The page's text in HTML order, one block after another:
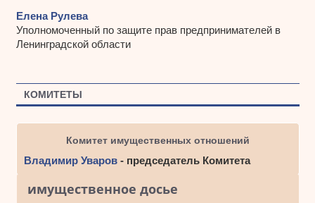
Елена Рулева
Уполномоченный по защите прав предпринимателей в
Ленинградской области
КОМИТЕТЫ
Комитет имущественных отношений
Владимир Уваров- председатель Комитета
имущественное досье